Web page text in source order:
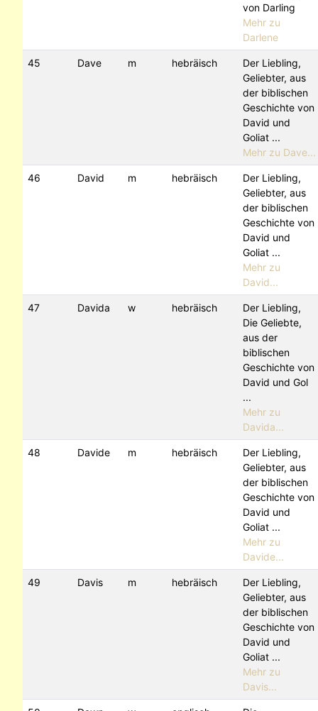
von Darling
Mehr zu
Darlene
45 Dave m hebräisch
Der Liebling,
Geliebter, aus
der biblischen
Geschichte von
David und
Goliat ...
Mehr zu Dave...
46 David m hebräisch
Der Liebling,
Geliebter, aus
der biblischen
Geschichte von
David und
Goliat ...
Mehr zu
David...
47 Davida w hebräisch
Der Liebling,
Die Geliebte,
aus der
biblischen
Geschichte von
David und Gol
...
Mehr zu
Davida...
48 Davide m hebräisch
Der Liebling,
Geliebter, aus
der biblischen
Geschichte von
David und
Goliat ...
Mehr zu
Davide...
49 Davis m hebräisch
Der Liebling,
Geliebter, aus
der biblischen
Geschichte von
David und
Goliat ...
Mehr zu
Davis...